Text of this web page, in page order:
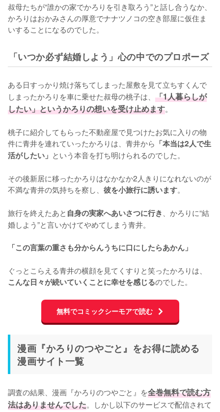
叔母たちが“誰かの家でかろりを引き取ろう”と話し合うなか、
かろりはおかみさんの厚意でナナツノコの空き部屋に仮住ま
いすることになるのでした。
「いつか必ず結婚しよう」心の中でのプロポーズ
ある日すっかり焼け落ちてしまった屋敷を見て立ちすくんで
しまったかろりを車に乗せた叔母の桃子は、 「1人暮らしが
したい」というかろりの想いを受け止めます。
桃子に紹介してもらった不動産屋で見つけたお気に入りの物
件に青井を連れていったかろりは、青井から 「本当は2人で生
活がしたい」 という本音を打ち明けられるのでした。
その後新居に移ったかろりはなかなか2人きりになれないのが
不満な青井の気持ちを察し、 彼を小旅行に誘います。
旅行を終えたあと 自身の実家へあいさつに行き 、かろりに“結
婚しよう”と言いかけてやめてしまう青井。
「この言葉の重さも分からんうちに口にしたらあかん」
ぐっとこらえる青井の横顔を見てくすりと笑ったかろりは、
こんな日々が続いていくことに幸せを感じるのでした。
無料でコミックシーモアで読む
漫画『かろりのつやごと』をお得に読める
漫画サイト一覧
調査の結果、漫画『かろりのつやごと』を全巻無料で読む方
法はありませんでした。しかし以下のサービスで配信されて